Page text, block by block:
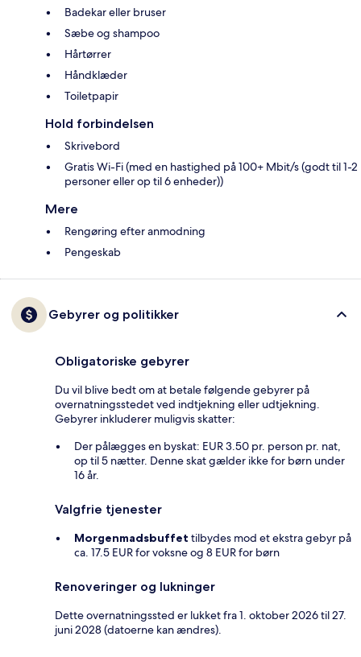
Badekar eller bruser
Sæbe og shampoo
Hårtørrer
Håndklæder
Toiletpapir
Hold forbindelsen
Skrivebord
Gratis Wi-Fi (med en hastighed på 100+ Mbit/s (godt til 1-2
personer eller op til 6 enheder))
Mere
Rengøring efter anmodning
Pengeskab
Gebyrer og politikker
Obligatoriske gebyrer
Du vil blive bedt om at betale følgende gebyrer på
overnatningsstedet ved indtjekning eller udtjekning.
Gebyrer inkluderer muligvis skatter:
Der pålægges en byskat: EUR 3.50 pr. person pr. nat,
op til 5 nætter. Denne skat gælder ikke for børn under
16 år.
Valgfrie tjenester
Morgenmadsbuffet tilbydes mod et ekstra gebyr på
ca. 17.5 EUR for voksne og 8 EUR for børn
Renoveringer og lukninger
Dette overnatningssted er lukket fra 1. oktober 2026 til 27.
juni 2028 (datoerne kan ændres).